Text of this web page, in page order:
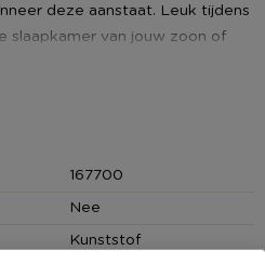
deze aanstaat. Leuk tijdens
slaapkamer van jouw zoon of
zijn inbegrepen.
167700
Nee
Kunststof